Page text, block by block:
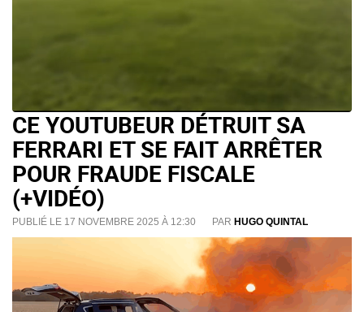
CE YOUTUBEUR DÉTRUIT SA
FERRARI ET SE FAIT ARRÊTER
POUR FRAUDE FISCALE
(+VIDÉO)
PUBLIÉ LE 17 NOVEMBRE 2025 À 12:30 PAR HUGO QUINTAL